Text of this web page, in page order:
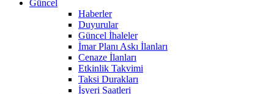
Güncel
Haberler
Duyurular
Güncel İhaleler
İmar Planı Askı İlanları
Cenaze İlanları
Etkinlik Takvimi
Taksi Durakları
İşyeri Saatleri